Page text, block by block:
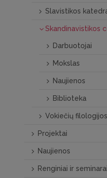
Slavistikos
Skandinavistikos
Darbuotojai
Mokslas
Naujienos
Biblioteka
Vokiečių
Projektai
Naujienos
Renginiai ir seminarai